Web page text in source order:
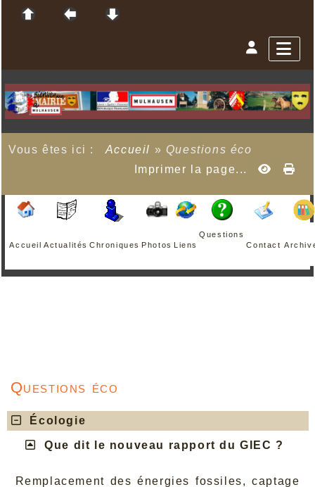
Vous êtes ici : Accueil » Questions éco
Imprimer la page...
Accueil Actualités Chroniques Photos Liens
Questions
Contact
Questions éco
Écologie
Que dit le nouveau rapport du GIEC ?
Remplacement des énergies fossiles, captage